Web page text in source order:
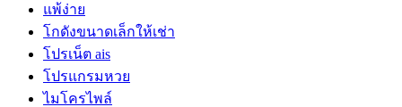
แพ้ง่าย
โกดังขนาดเล็กให้เช่า
โปรเน็ต ais
โปรแกรมหวย
ไมโครไพล์